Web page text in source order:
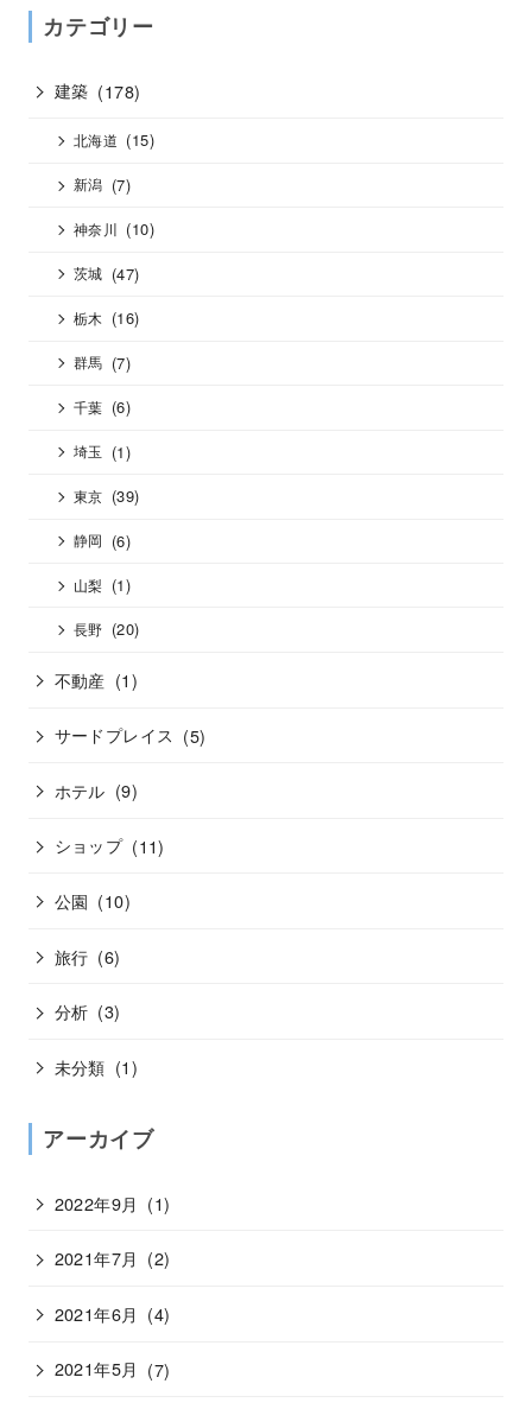
カテゴリー
建築 (178)
北海道 (15)
新潟 (7)
神奈川 (10)
茨城 (47)
栃木 (16)
群馬 (7)
千葉 (6)
埼玉 (1)
東京 (39)
静岡 (6)
山梨 (1)
長野 (20)
不動産 (1)
サードプレイス (5)
ホテル (9)
ショップ (11)
公園 (10)
旅行 (6)
分析 (3)
未分類 (1)
アーカイブ
2022年9月 (1)
2021年7月 (2)
2021年6月 (4)
2021年5月 (7)